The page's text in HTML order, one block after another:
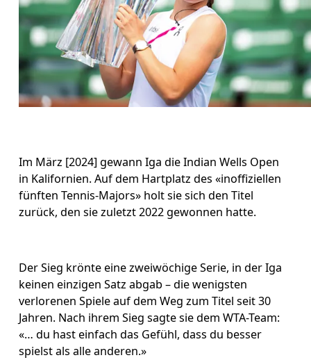
Im März [2024] gewann Iga die Indian Wells Open
in Kalifornien. Auf dem Hartplatz des «inoffiziellen
fünften Tennis-Majors» holt sie sich den Titel
zurück, den sie zuletzt 2022 gewonnen hatte.
Der Sieg krönte eine zweiwöchige Serie, in der Iga
keinen einzigen Satz abgab – die wenigsten
verlorenen Spiele auf dem Weg zum Titel seit 30
Jahren. Nach ihrem Sieg sagte sie dem WTA-Team:
«… du hast einfach das Gefühl, dass du besser
spielst als alle anderen.»